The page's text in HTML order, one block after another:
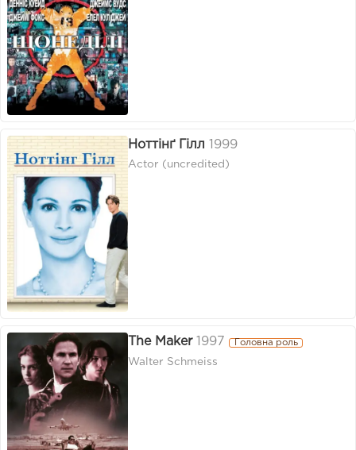
Ноттінґ Гілл 1999
Actor (uncredited)
The Maker 1997 Головна роль
Walter Schmeiss